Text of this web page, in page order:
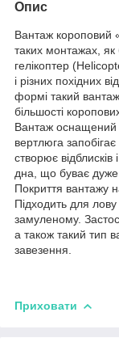
Опис
Вантаж короповий
таких монтажах, як
гелікоптер
і різних похідних
формі такий
більшості
Вантаж оснащений
вертлюга
створює
дна, що буває дуже
Покриття вантажу
Підходить для
замуленому.
а також такий тип
завезення.
Приховати